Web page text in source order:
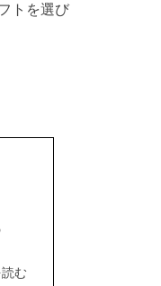
トを選び